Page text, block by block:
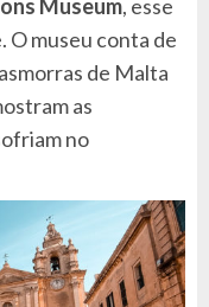
Museum, esse
O museu conta de
de Malta
as
no